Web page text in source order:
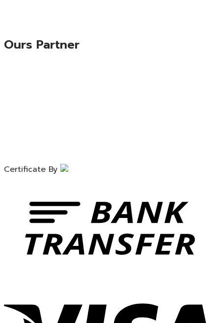
Ours Partner
Certificate By